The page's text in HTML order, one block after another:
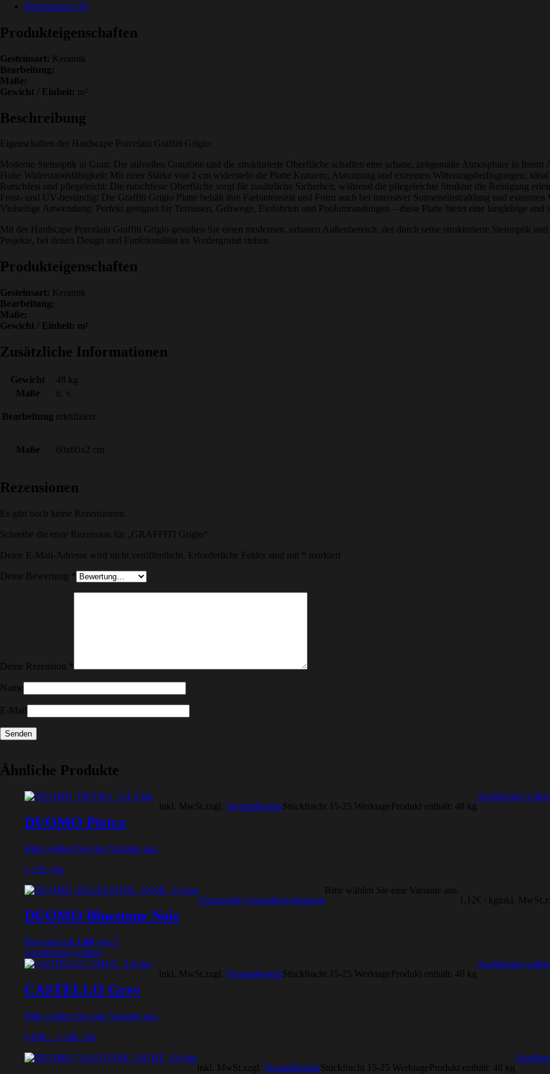
Rezensionen (0)
Produkteigenschaften
Gesteinsart: Keramik
Bearbeitung:
Maße:
Gewicht / Einheit: m²
Beschreibung
Eigenschaften der Hardscape Porcelain Graffiti Grigio:
Moderne Steinoptik in Grau: Die stilvollen Grautöne und die strukturierte Oberfläche schaffen eine urbane, zeitgemäße Atmosphäre in Ihrem
Hohe Widerstandsfähigkeit: Mit einer Stärke von 2 cm widersteht die Platte Kratzern, Abnutzung und extremen Witterungsbedingungen,
Rutschfest und pflegeleicht: Die rutschfeste Oberfläche sorgt für zusätzliche Sicherheit, während die pflegeleichte Struktur die Reinigung
Frost- und UV-beständig: Die Graffiti Grigio Platte behält ihre Farbintensität und Form auch bei intensiver Sonneneinstrahlung und extremen
Vielseitige Anwendung: Perfekt geeignet für Terrassen, Gehwege, Einfahrten und Poolumrandungen – diese Platte bietet eine langlebige
Mit der Hardscape Porcelain Graffiti Grigio gestalten Sie einen modernen, urbanen Außenbereich, der durch seine strukturierte Steinoptik
Projekte, bei denen Design und Funktionalität im Vordergrund stehen.
Produkteigenschaften
Gesteinsart: Keramik
Bearbeitung:
Maße:
Gewicht / Einheit: m²
Zusätzliche Informationen
Gewicht
48 kg
Maße
n. v.
Bearbeitung rektifiziert
Maße 60x60x2 cm
Rezensionen
Es gibt noch keine Rezensionen.
Schreibe die erste Rezension für „GRAFFITI Grigio“
Deine E-Mail-Adresse wird nicht veröffentlicht.
Erforderliche Felder sind mit
markiert
Deine Bewertung
Deine Rezension
Name
E-Mail
Ähnliche Produkte
DUOMO Pietra
Bitte wählen Sie eine Variante aus.
1,12€ /kg
inkl. MwSt. zzgl. VersandkostenStückfracht 15-25 WerktageProdukt enthält: 48 kg
Ausführung
DUOMO Bluestone Noir
Bewertet mit 1.00 von 5
Ungeprüfte Gesamtbewertungen
Bitte wählen Sie eine Variante aus.
1,12€ kg inkl. MwSt.
Ausführung wählen
CASTELLO Grey
Bitte wählen Sie eine Variante aus.
0,98€ – 1,16€ /kg
inkl. MwSt. zzgl. VersandkostenStückfracht 15-25 WerktageProdukt enthält: 48 kg
Ausführung
inkl. MwSt. zzgl. VersandkostenStückfracht 15-25 WerktageProdukt enthält: 48 kg